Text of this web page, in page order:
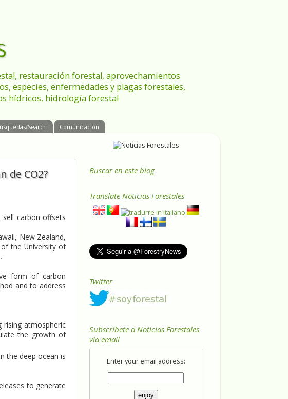
restauración forestal, aprovechamientos
especies, enfermedades y plagas forestales,
hídricos, hidrología forestal
Search Comunicación
de CO2?
carbon offsets
New Zealand,
the University of
form of carbon
and to address
rising atmospheric
the growth of
the deep ocean is
to generate
Buscar en este blog
Translate Noticias Forestales
Twitter
Subscríbete a Noticias Forestales
vía email
Enter your email address: